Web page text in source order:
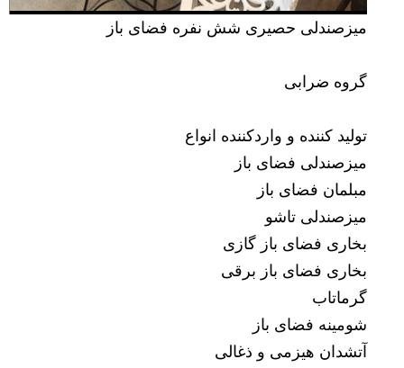
میزصندلی حصیری شش نفره فضای باز
گروه ضرابی
تولید کننده و واردکننده انواع
میزصندلی فضای باز
مبلمان فضای باز
میزصندلی تاشو
بخاری فضای باز گازی
بخاری فضای باز برقی
گرماتاب
شومینه فضای باز
آتشدان هیزمی و ذغالی